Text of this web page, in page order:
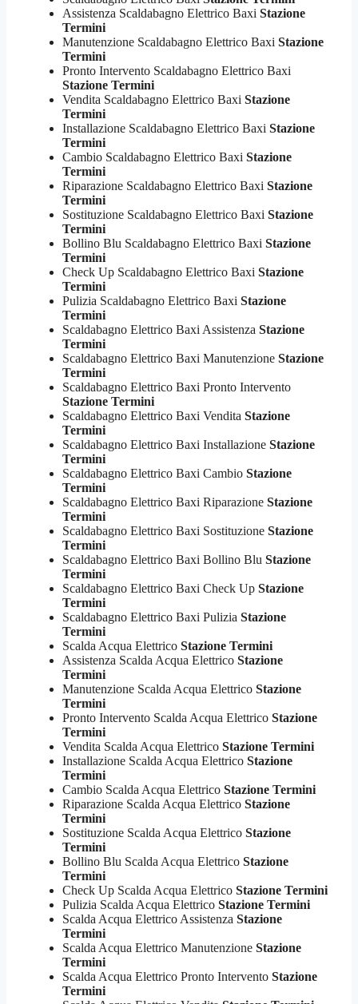
Assistenza Scaldabagno Elettrico Baxi Stazione
Termini
Manutenzione Scaldabagno Elettrico Baxi Stazione
Termini
Pronto Intervento Scaldabagno Elettrico Baxi
Stazione Termini
Vendita Scaldabagno Elettrico Baxi Stazione
Termini
Installazione Scaldabagno Elettrico Baxi Stazione
Termini
Cambio Scaldabagno Elettrico Baxi Stazione
Termini
Riparazione Scaldabagno Elettrico Baxi Stazione
Termini
Sostituzione Scaldabagno Elettrico Baxi Stazione
Termini
Bollino Blu Scaldabagno Elettrico Baxi Stazione
Termini
Check Up Scaldabagno Elettrico Baxi Stazione
Termini
Pulizia Scaldabagno Elettrico Baxi Stazione
Termini
Scaldabagno Elettrico Baxi Assistenza Stazione
Termini
Scaldabagno Elettrico Baxi Manutenzione Stazione
Termini
Scaldabagno Elettrico Baxi Pronto Intervento
Stazione Termini
Scaldabagno Elettrico Baxi Vendita Stazione
Termini
Scaldabagno Elettrico Baxi Installazione Stazione
Termini
Scaldabagno Elettrico Baxi Cambio Stazione
Termini
Scaldabagno Elettrico Baxi Riparazione Stazione
Termini
Scaldabagno Elettrico Baxi Sostituzione Stazione
Termini
Scaldabagno Elettrico Baxi Bollino Blu Stazione
Termini
Scaldabagno Elettrico Baxi Check Up Stazione
Termini
Scaldabagno Elettrico Baxi Pulizia Stazione
Termini
Scalda Acqua Elettrico Stazione Termini
Assistenza Scalda Acqua Elettrico Stazione
Termini
Manutenzione Scalda Acqua Elettrico Stazione
Termini
Pronto Intervento Scalda Acqua Elettrico Stazione
Termini
Vendita Scalda Acqua Elettrico Stazione Termini
Installazione Scalda Acqua Elettrico Stazione
Termini
Cambio Scalda Acqua Elettrico Stazione Termini
Riparazione Scalda Acqua Elettrico Stazione
Termini
Sostituzione Scalda Acqua Elettrico Stazione
Termini
Bollino Blu Scalda Acqua Elettrico Stazione
Termini
Check Up Scalda Acqua Elettrico Stazione Termini
Pulizia Scalda Acqua Elettrico Stazione Termini
Scalda Acqua Elettrico Assistenza Stazione
Termini
Scalda Acqua Elettrico Manutenzione Stazione
Termini
Scalda Acqua Elettrico Pronto Intervento Stazione
Termini